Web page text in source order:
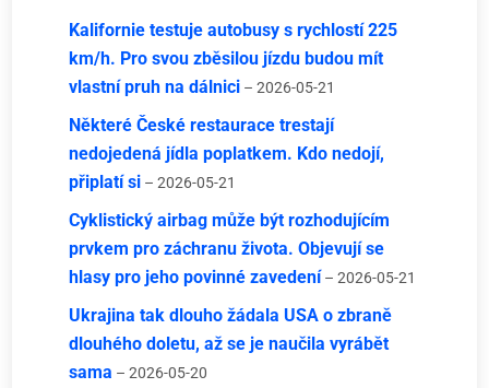
Kalifornie testuje autobusy s rychlostí 225
km/h. Pro svou zběsilou jízdu budou mít
vlastní pruh na dálnici – 2026-05-21
Některé České restaurace trestají
nedojedená jídla poplatkem. Kdo nedojí,
připlatí si – 2026-05-21
Cyklistický airbag může být rozhodujícím
prvkem pro záchranu života. Objevují se
hlasy pro jeho povinné zavedení – 2026-05-21
Ukrajina tak dlouho žádala USA o zbraně
dlouhého doletu, až se je naučila vyrábět
sama – 2026-05-20